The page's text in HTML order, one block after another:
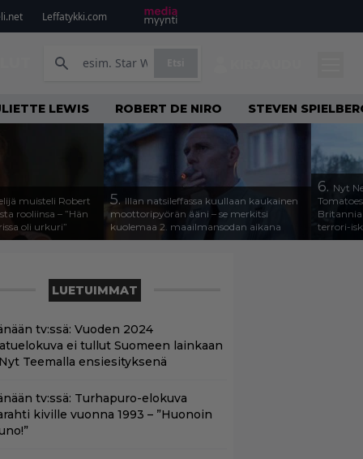
Leffatykki.com
LEWIS ROBERT DE NIRO STEVEN
muisteli Robert
rooliinsa – ”Hän
oli urkuri”
5. Illan natsileffassa kuullaan kaukainen
moottoripyörän ääni – se merkitsi
kuolemaa 2. maailmansodan aikana
6. Nyt
terrori-
LUETUIMMAT
tv:ssä: Vuoden 2024
ei tullut Suomeen lainkaan
Teemalla ensiesityksenä
tv:ssä: Turhapuro-elokuva
kiville vuonna 1993 – ”Huonoin